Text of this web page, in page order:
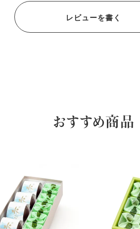
レビューを書く
おすすめ商品